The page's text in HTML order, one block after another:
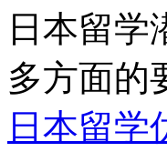
日本留学
多方面的
日本留学